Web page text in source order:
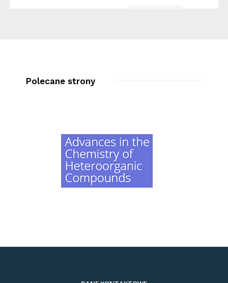
Polecane strony